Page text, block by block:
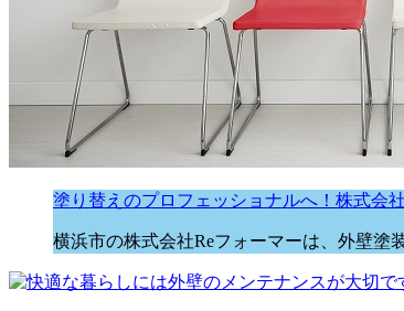
塗り替えのプロフェッショナルへ！株式会
横浜市の株式会社Reフォーマーは、外壁